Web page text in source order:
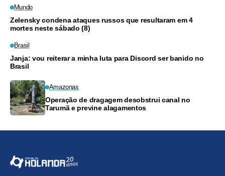
Mundo
Zelensky condena ataques russos que resultaram em 4
mortes neste sábado (8)
Brasil
Janja: vou reiterar a minha luta para Discord ser banido no
Brasil
Amazonas
Operação de dragagem desobstrui canal no
Tarumã e previne alagamentos